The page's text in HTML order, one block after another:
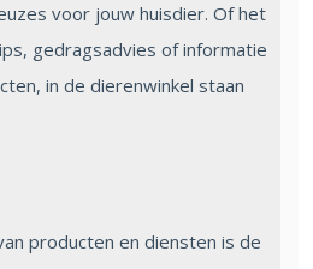
voor jouw huisdier. Of het
gedragsadvies of informatie
in de dierenwinkel staan
producten en diensten is de